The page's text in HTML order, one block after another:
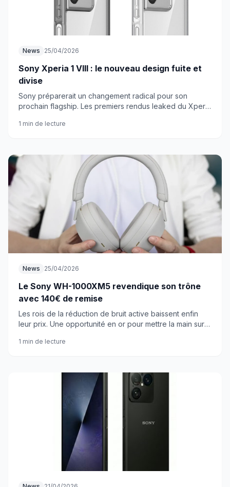
News 25/04/2026
Sony Xperia 1 VIII : le nouveau design fuite et
divise
Sony préparerait un changement radical pour son
prochain flagship. Les premiers rendus leaked du Xperia
1 min de lecture
News 25/04/2026
Le Sony WH-1000XM5 revendique son trône
avec 140€ de remise
Les rois de la réduction de bruit active baissent enfin
leur prix. Une opportunité en or pour mettre la main sur
1 min de lecture